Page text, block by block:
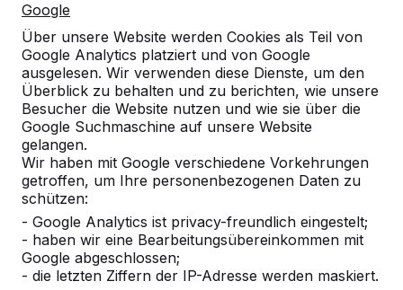
Google
Über unsere Website werden Cookies als Teil von
Google Analytics platziert und von Google
ausgelesen. Wir verwenden diese Dienste, um den
Überblick zu behalten und zu berichten, wie unsere
Besucher die Website nutzen und wie sie über die
Google Suchmaschine auf unsere Website
gelangen.
Wir haben mit Google verschiedene Vorkehrungen
getroffen, um Ihre personenbezogenen Daten zu
schützen:
- Google Analytics ist privacy-freundlich eingestelt;
- haben wir eine Bearbeitungsübereinkommen mit
Google abgeschlossen;
- die letzten Ziffern der IP-Adresse werden maskiert.
Picknickset
Tischtennistisch Erholung
4 November 2017
Kontakt
HeBlad Deutschland
Diekerstraße 97
42781 Haan
Deutschland